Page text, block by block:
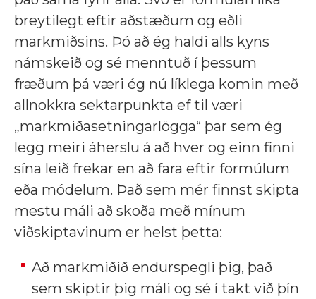
breytilegt eftir aðstæðum og eðli
markmiðsins. Þó að ég haldi alls kyns
námskeið og sé menntuð í þessum
fræðum þá væri ég nú líklega komin með
allnokkra sektarpunkta ef til væri
„markmiðasetningarlögga“ þar sem ég
legg meiri áherslu á að hver og einn finni
sína leið frekar en að fara eftir formúlum
eða módelum. Það sem mér finnst skipta
mestu máli að skoða með mínum
viðskiptavinum er helst þetta:
Að markmiðið endurspegli þig, það
sem skiptir þig máli og sé í takt við þín